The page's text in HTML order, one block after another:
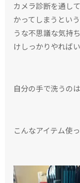
カメラ診断を通し
かってしまうとい
うな不思議な気持
けしっかりやれば
自分の手で洗うの
こんなアイテム使